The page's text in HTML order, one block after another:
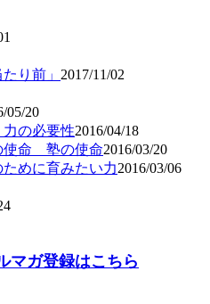
り前」 2017/11/02
05/20
力の必要性2016/04/18
使命 塾の使命2016/03/20
めに育みたい力2016/03/06
マガ登録はこちら